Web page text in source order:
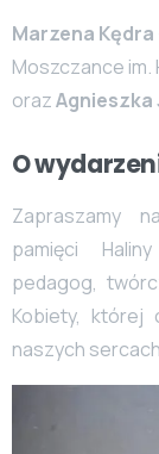
Marzena Kędra
Moszczance im.
oraz
O
Zapraszamy
pamięci
pedagog,
Kobiety, której
naszych